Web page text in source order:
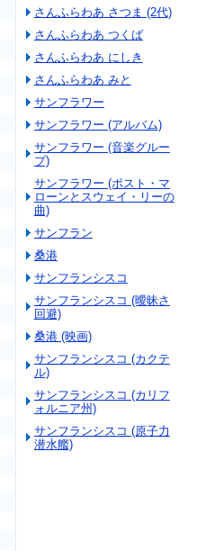
さんふらわあ さつま (2代)
さんふらわあ つくば
さんふらわあ にしき
さんふらわあ みと
サンフラワー
サンフラワー (アルバム)
サンフラワー (音楽グルー
プ)
サンフラワー (ポスト・マ
ローンとスウェイ・リーの
曲)
サンフラン
桑港
サンフランシスコ
サンフランシスコ (曖昧さ
回避)
桑港 (映画)
サンフランシスコ (カクテ
ル)
サンフランシスコ (カリフ
ォルニア州)
サンフランシスコ (原子力
潜水艦)